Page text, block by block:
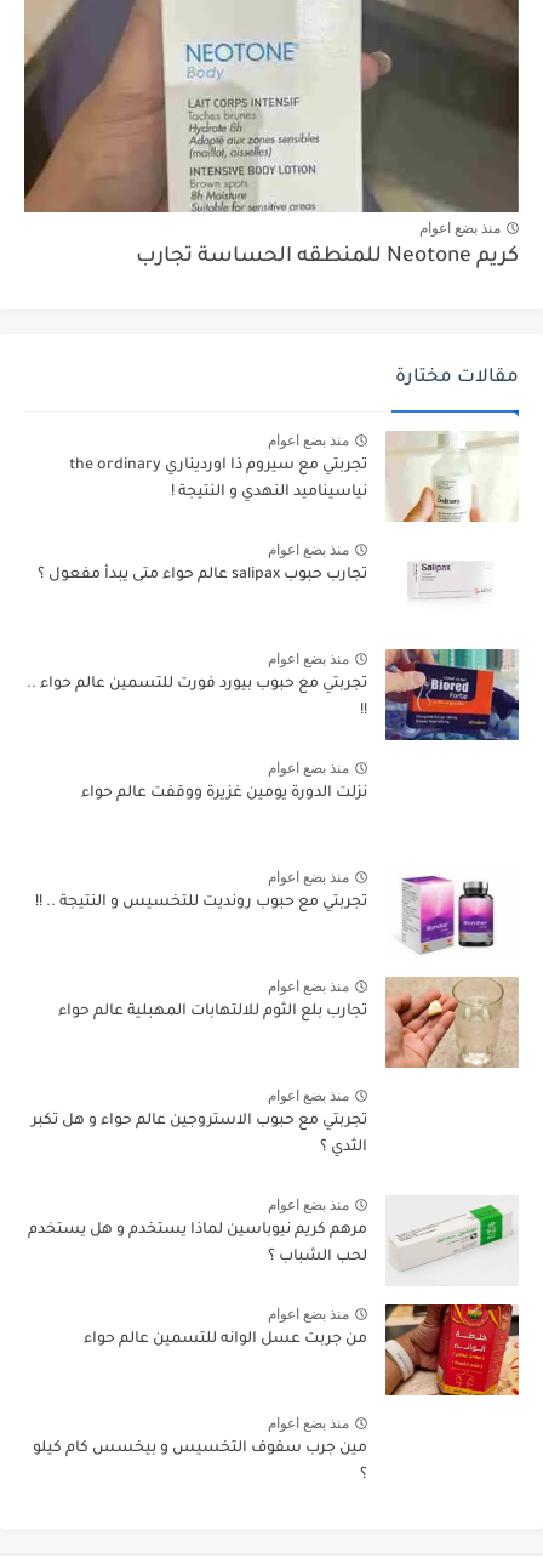
منذ بضع اعوام
كريم Neotone للمنطقه الحساسة تجارب
مقالات مختارة
منذ بضع اعوام
تجربتي مع سيروم ذا اورديناري the ordinary
نياسيناميد النهدي و النتيجة !
منذ بضع اعوام
تجارب حبوب salipax عالم حواء متى يبدأ مفعول ؟
منذ بضع اعوام
تجربتي مع حبوب بيورد فورت للتسمين عالم حواء ..
!!
منذ بضع اعوام
نزلت الدورة يومين غزيرة ووقفت عالم حواء
منذ بضع اعوام
تجربتي مع حبوب رونديت للتخسيس و النتيجة .. !!
منذ بضع اعوام
تجارب بلع الثوم للالتهابات المهبلية عالم حواء
منذ بضع اعوام
تجربتي مع حبوب الاستروجين عالم حواء و هل تكبر
الثدي ؟
منذ بضع اعوام
مرهم كريم نيوباسين لماذا يستخدم و هل يستخدم
لحب الشباب ؟
منذ بضع اعوام
من جربت عسل الوانه للتسمين عالم حواء
منذ بضع اعوام
مين جرب سفوف التخسيس و بيخسس كام كيلو
؟